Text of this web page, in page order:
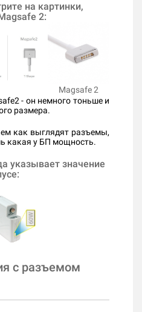
на картинки,
2:
Magsafe 2
- он немного тоньше и
размера.
как выглядят разъемы,
какая у БП мощность.
указывает значение
с разъемом